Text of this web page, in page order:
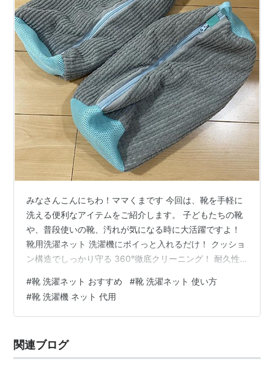
みなさんこんにちわ！ママくまです 今回は、靴を手軽に
洗える便利なアイテムをご紹介します。 子どもたちの靴
や、普段使いの靴、汚れが気になる時に大活躍ですよ！
靴用洗濯ネット 洗濯機にポイっと入れるだけ！ クッショ
ン構造でしっかり守る 360°徹底クリーニング！ 耐久性
靴用洗濯ネット ちびクマちゃんの靴を洗ってみます。 靴
底の小石をとって、サッとシャワーで流してから、ネッ
トに入れてみました。 思ったよりキレイになっていてビ
てファスナーを閉じるだけ。あとは洗濯機に放り込むだ
けで、手間いらずで靴…
#靴 洗濯ネット おすすめ #靴 洗濯ネット 使い方
#靴 洗濯機 ネット 代用
関連ブログ